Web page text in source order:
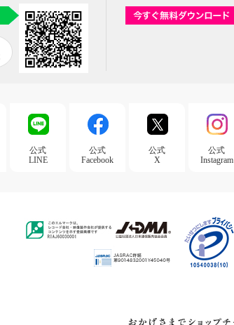
公式
LINE
公式
Facebook
公式
X
公式
Instagram